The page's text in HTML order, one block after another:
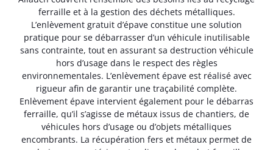
ferraille et à la gestion des déchets métalliques.
L’enlèvement gratuit d’épave constitue une solution
pratique pour se débarrasser d’un véhicule inutilisable
sans contrainte, tout en assurant sa destruction véhicule
hors d’usage dans le respect des règles
environnementales. L’enlèvement épave est réalisé avec
rigueur afin de garantir une traçabilité complète.
Enlèvement épave intervient également pour le débarras
ferraille, qu’il s’agisse de métaux issus de chantiers, de
véhicules hors d’usage ou d’objets métalliques
encombrants. La récupération fers et métaux permet de